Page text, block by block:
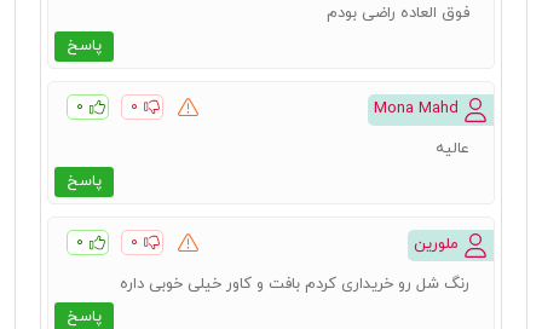
پاسخ
فوق العاده راضی بودم
۰ ۰
پاسخ
عالیه
ملورین ۰ ۰
پاسخ
رنگ شل رو خریداری کردم بافت و کاور خیلی خوبی داره